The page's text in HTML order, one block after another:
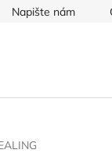
Napište nám